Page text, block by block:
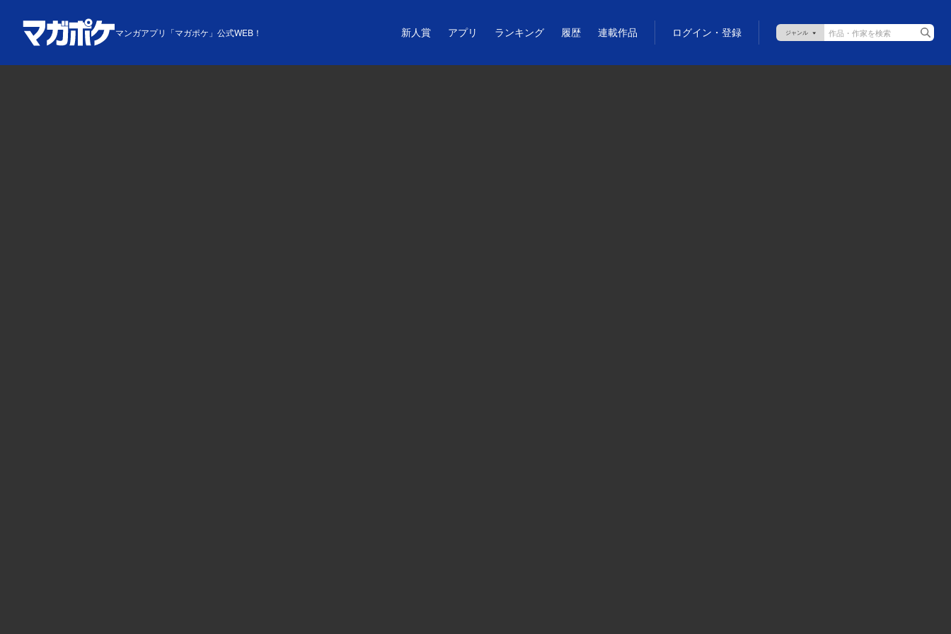
マンガアプリ「マガポケ」公式WEB！ 新人賞 アプリ ランキング 履歴 連載作品 ログイン・登録